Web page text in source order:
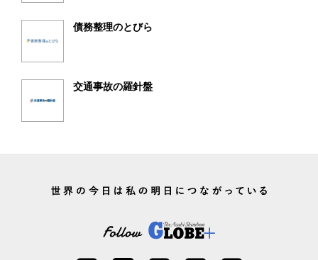
債務整理のとびら
交通事故の羅針盤